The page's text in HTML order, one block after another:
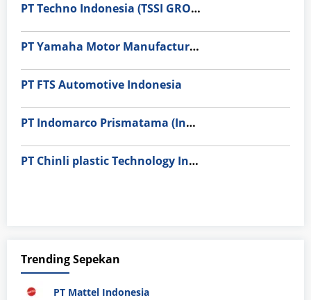
PT Techno Indonesia (TSSI GROUP)
PT Yamaha Motor Manufacturing
PT FTS Automotive Indonesia
PT Indomarco Prismatama (Indomaret Group)
PT Chinli plastic Technology Indonesia
Trending Sepekan
PT Mattel Indonesia